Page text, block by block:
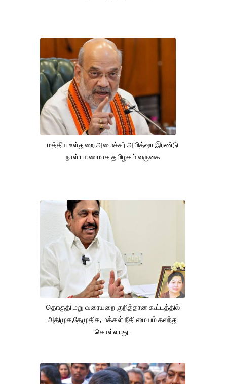
மத்திய உள்துறை அமைச்சர் அமித்ஷா இரண்டு
நாள் பயணமாக தமிழகம் வருகை
தொகுதி மறு வரையறை குறித்தான கூட்டத்தில்
அதிமுக,தேமுதிக, மக்கள் நீதி மையம் கலந்து
கொள்ளாது .